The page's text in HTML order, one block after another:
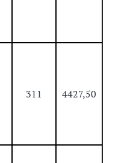
311 4427,50